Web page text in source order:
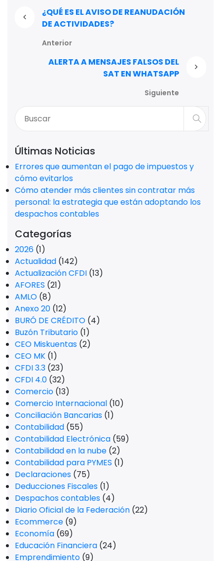
¿QUÉ ES EL AVISO DE REANUDACIÓN
DE ACTIVIDADES?
Anterior
ALERTA A MENSAJES FALSOS DEL
SAT EN WHATSAPP
Siguiente
Últimas Noticias
Errores que aumentan el pago de impuestos y
cómo evitarlos
Cómo atender más clientes sin contratar más
personal: la estrategia que están adoptando los
despachos contables
Categorías
2026 (1)
Actualidad (142)
Actualización CFDI (13)
AFORES (21)
AMLO (8)
Anexo 20 (12)
BURÓ DE CRÉDITO (4)
Buzón Tributario (1)
CEO Miskuentas (2)
CEO MK (1)
CFDI 3.3 (23)
CFDI 4.0 (32)
Comercio (13)
Comercio Internacional (10)
Conciliación Bancarias (1)
Contabilidad (55)
Contabilidad Electrónica (59)
Contabilidad en la nube (2)
Contabilidad para PYMES (1)
Declaraciones (75)
Deducciones Fiscales (1)
Despachos contables (4)
Diario Oficial de la Federación (22)
Ecommerce (9)
Economía (69)
Educación Financiera (24)
Emprendimiento (9)